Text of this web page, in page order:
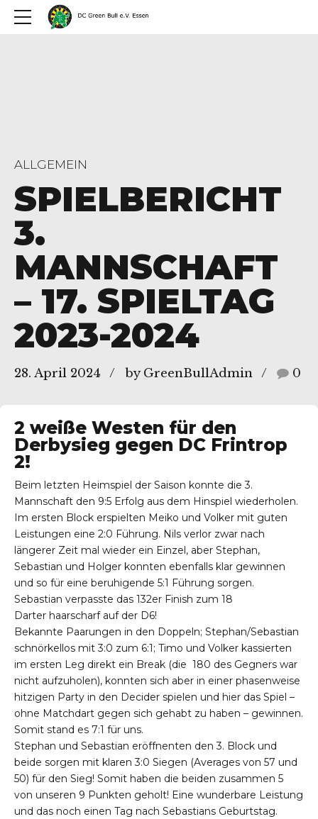
Essen
ALLGEMEIN
SPIELBERICHT
3.
MANNSCHAFT
– 17. SPIELTAG
2023-2024
28. April 2024 by GreenBullAdmin 0
2 weiße Westen für den
Derbysieg gegen DC Frintrop
2!
Beim letzten Heimspiel der Saison konnte die 3.
Mannschaft den 9:5 Erfolg aus dem Hinspiel wiederholen.
Im ersten Block erspielten Meiko und Volker mit guten
Leistungen eine 2:0 Führung. Nils verlor zwar nach
längerer Zeit mal wieder ein Einzel, aber Stephan,
Sebastian und Holger konnten ebenfalls klar gewinnen
und so für eine beruhigende 5:1 Führung sorgen.
Sebastian verpasste das 132er Finish zum 18
Darter haarscharf auf der D6!
Bekannte Paarungen in den Doppeln; Stephan/Sebastian
schnörkellos mit 3:0 zum 6:1; Timo und Volker kassierten
im ersten Leg direkt ein Break (die 180 des Gegners war
nicht aufzuholen), konnten sich aber in einer phasenweise
hitzigen Party in den Decider spielen und hier das Spiel –
ohne Matchdart gegen sich gehabt zu haben – gewinnen.
Somit stand es 7:1 für uns.
Stephan und Sebastian eröffnenten den 3. Block und
beide sorgen mit klaren 3:0 Siegen (Averages von 57 und
50) für den Sieg! Somit haben die beiden zusammen 5
von unseren 9 Punkten geholt! Eine wunderbare Leistung
und das noch einen Tag nach Sebastians Geburtstag.